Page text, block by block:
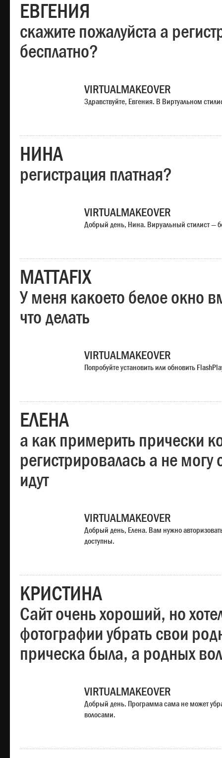
ЕВГЕНИЯ
скажите пожалуйста а
бесплатно?
VIRTUALMAKEOVER
Здравствуйте, Евгения. В Виртуальном
НИНА
регистрация платная?
VIRTUALMAKEOVER
Добрый день, Нина. Вируальный стилист —
MATTAFIX
У меня какоето белое окно
что делать
VIRTUALMAKEOVER
Попробуйте установить или обновить
ЕЛЕНА
а как примерить прически
регистрировалась а не
идут
VIRTUALMAKEOVER
Добрый день, Елена. Вам нужно
доступны.
КРИСТИНА
Сайт очень хороший, но
фотографии убрать свои
прическа была, а родных
VIRTUALMAKEOVER
Добрый день. Программа сама не может
волосами.